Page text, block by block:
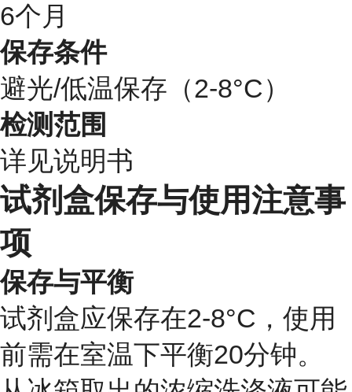
6个月
保存条件
避光/低温保存（2-8°C）
检测范围
详见说明书
试剂盒保存与使用注意事
项
保存与平衡
试剂盒应保存在2-8°C，使用
前需在室温下平衡20分钟。